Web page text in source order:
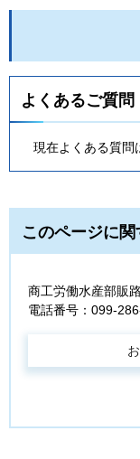
よくあるご質問
現在よくある質問
このページに
商工労働水産部販
電話番号：099-